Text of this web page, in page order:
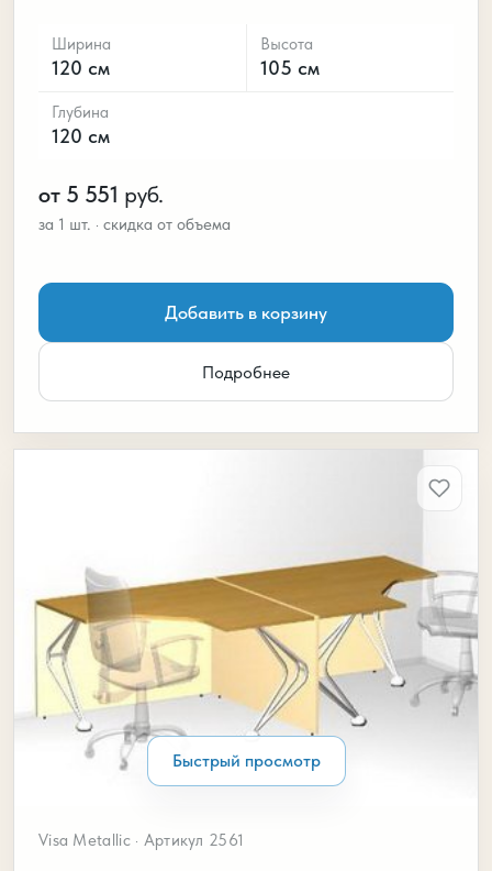
Ширина
120 см
Высота
105 см
Глубина
120 см
от 5 551 руб.
Добавить в корзину
Подробнее
Быстрый просмотр
Visa Metallic · Артикул 2561